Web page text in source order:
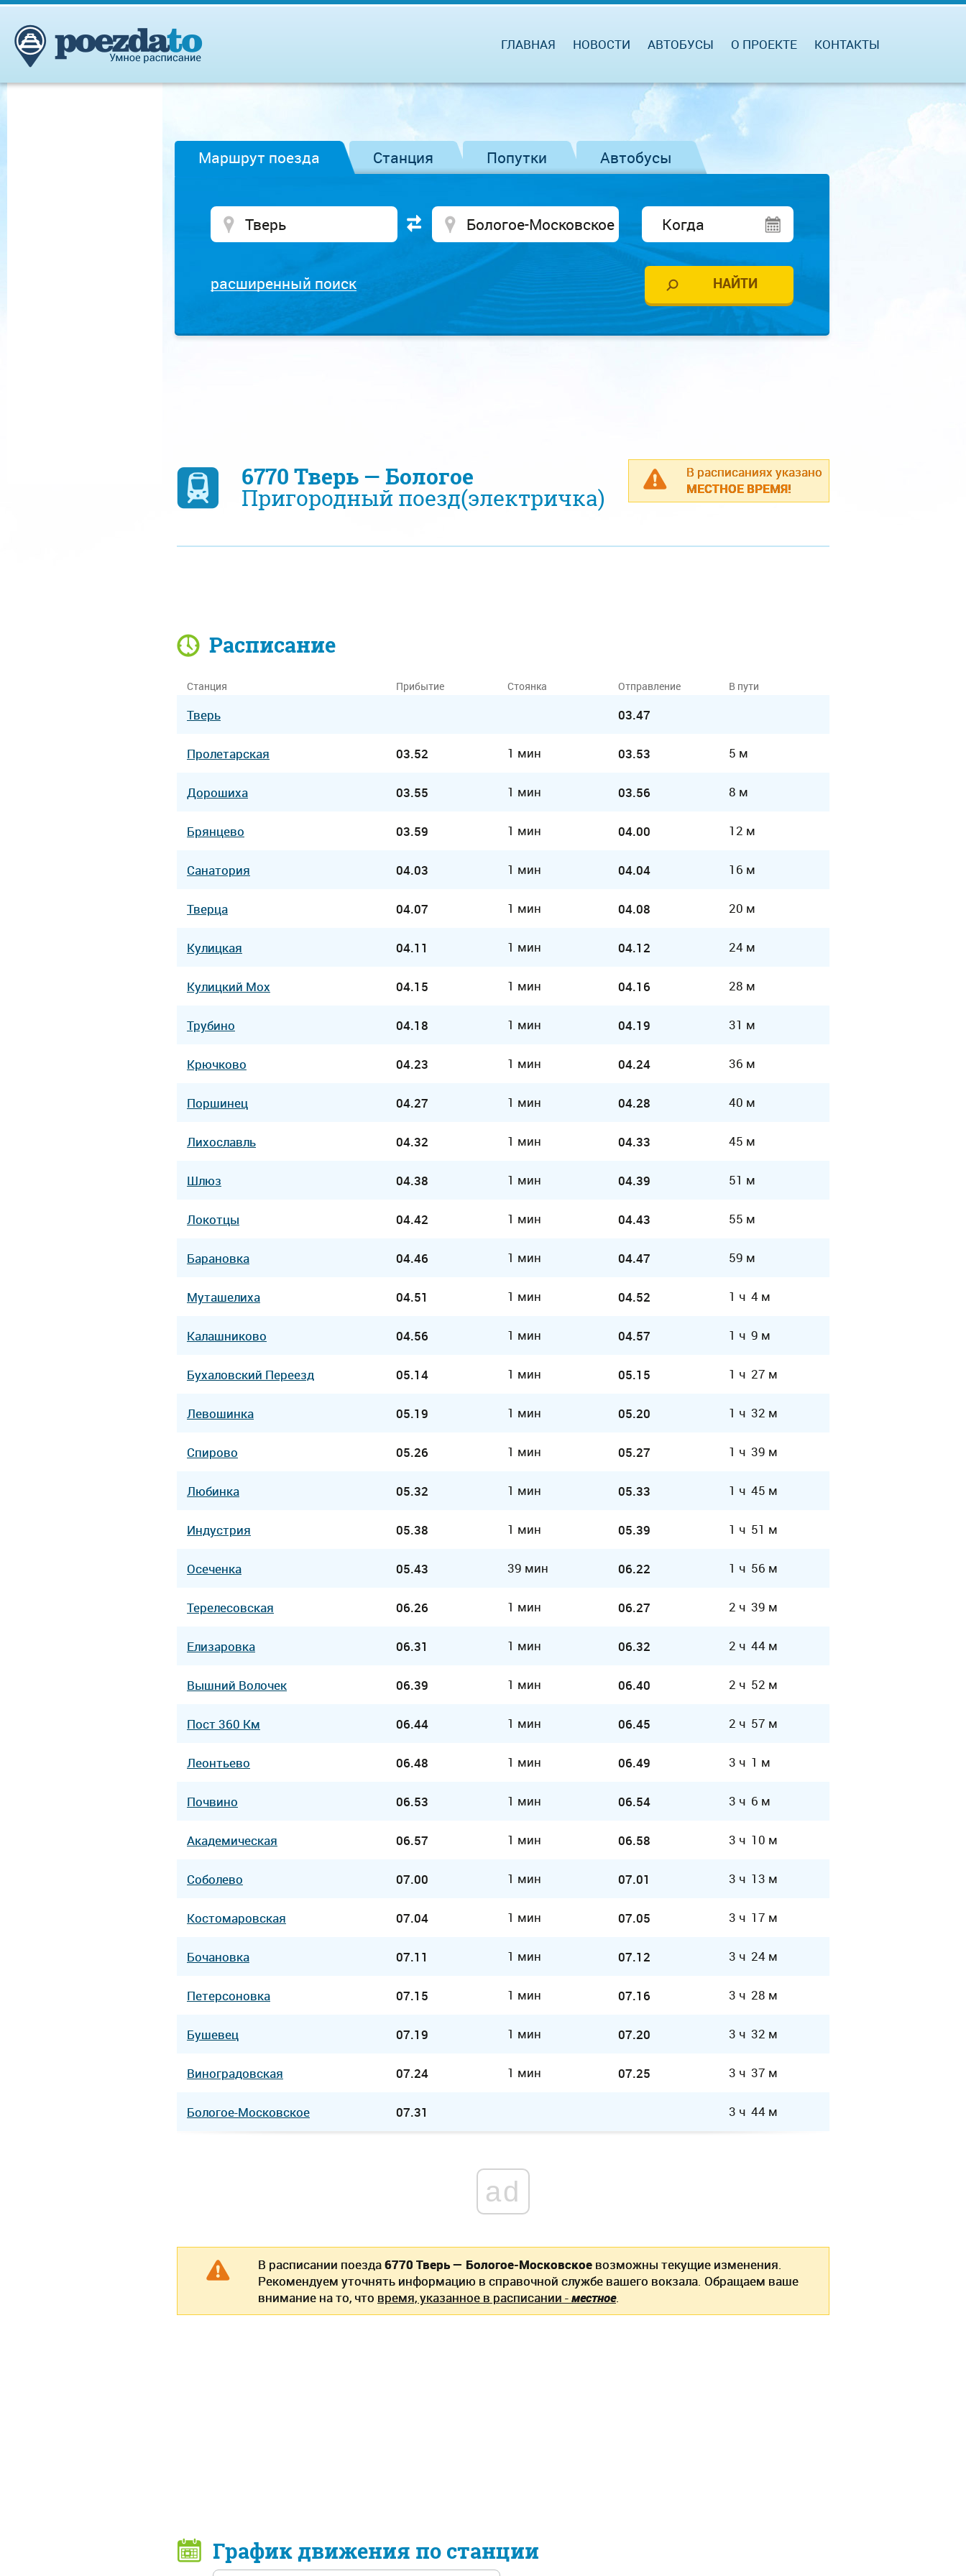
ГЛАВНАЯ НОВОСТИ АВТОБУСЫ О ПРОЕКТЕ КОНТАКТЫ
Маршрут поезда Станция Попутки Автобусы
расширенный поиск
В расписаниях указано
МЕСТНОЕ ВРЕМЯ!
6770 Тверь — Бологое
Пригородный поезд(электричка)
Расписание
Станция Прибытие Стоянка Отправление В пути
Тверь 03.47
Пролетарская 03.52 1 мин 03.53 5 м
Дорошиха 03.55 1 мин 03.56 8 м
Брянцево 03.59 1 мин 04.00 12 м
Санатория 04.03 1 мин 04.04 16 м
Тверца 04.07 1 мин 04.08 20 м
Кулицкая 04.11 1 мин 04.12 24 м
Кулицкий Мох 04.15 1 мин 04.16 28 м
Трубино 04.18 1 мин 04.19 31 м
Крючково 04.23 1 мин 04.24 36 м
Поршинец 04.27 1 мин 04.28 40 м
Лихославль 04.32 1 мин 04.33 45 м
Шлюз 04.38 1 мин 04.39 51 м
Локотцы 04.42 1 мин 04.43 55 м
Барановка 04.46 1 мин 04.47 59 м
Муташелиха 04.51 1 мин 04.52 1 ч 4 м
Калашниково 04.56 1 мин 04.57 1 ч 9 м
Бухаловский Переезд 05.14 1 мин 05.15 1 ч 27 м
Левошинка 05.19 1 мин 05.20 1 ч 32 м
Спирово 05.26 1 мин 05.27 1 ч 39 м
Любинка 05.32 1 мин 05.33 1 ч 45 м
Индустрия 05.38 1 мин 05.39 1 ч 51 м
Осеченка 05.43 39 мин 06.22 1 ч 56 м
Терелесовская 06.26 1 мин 06.27 2 ч 39 м
Елизаровка 06.31 1 мин 06.32 2 ч 44 м
Вышний Волочек 06.39 1 мин 06.40 2 ч 52 м
Пост 360 Км 06.44 1 мин 06.45 2 ч 57 м
Леонтьево 06.48 1 мин 06.49 3 ч 1 м
Почвино 06.53 1 мин 06.54 3 ч 6 м
Академическая 06.57 1 мин 06.58 3 ч 10 м
Соболево 07.00 1 мин 07.01 3 ч 13 м
Костомаровская 07.04 1 мин 07.05 3 ч 17 м
Бочановка 07.11 1 мин 07.12 3 ч 24 м
Петерсоновка 07.15 1 мин 07.16 3 ч 28 м
Бушевец 07.19 1 мин 07.20 3 ч 32 м
Виноградовская 07.24 1 мин 07.25 3 ч 37 м
Бологое-Московское 07.31 3 ч 44 м
ad
В расписании поезда6770 Тверь — Бологое-Московское возможны текущие изменения.
Рекомендуем уточнять информацию в справочной службе вашего вокзала. Обращаем ваше
внимание на то, что время, указанное в расписании -местное.
График движения по станции